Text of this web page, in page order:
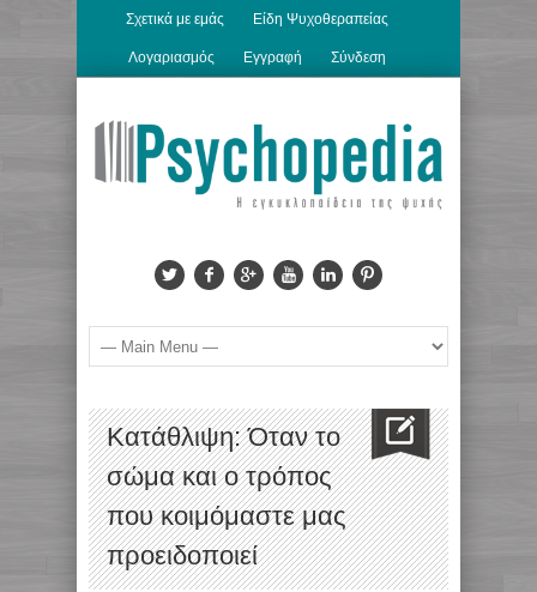
Σχετικά με εμάς Είδη Ψυχοθεραπείας
Λογαριασμός Εγγραφή Σύνδεση
Kατάθλιψη: Όταν το
σώμα και ο τρόπος
που κοιμόμαστε μας
προειδοποιεί